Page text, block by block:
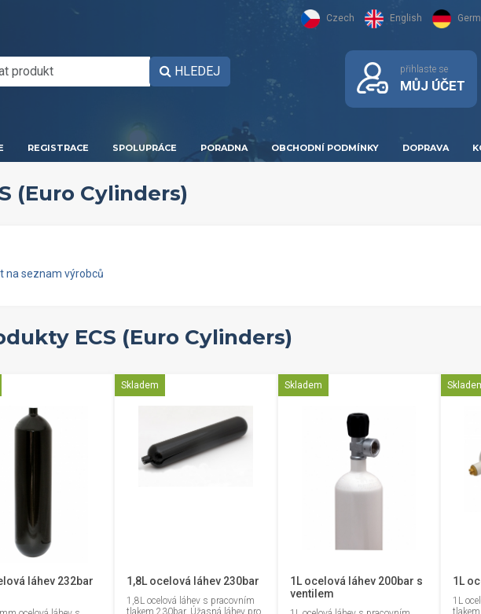
Czech English
HLEDEJ přihlaste se
MŮJ ÚČET
REGISTRACE SPOLUPRÁCE PORADNA OBCHODNÍ PODMÍNKY DOPRAVA
(Euro Cylinders)
na seznam výrobců
ECS (Euro Cylinders)
láhev 232bar
Skladem
1,8L ocelová láhev 230bar
1,8L ocelová láhev s pracovním
tlakem 230bar. Úžasná láhev pro
Skladem
1L ocelová láhev 200bar s
ventilem
1L
1L